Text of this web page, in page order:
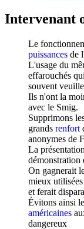
Intervenant
Le
puissances de
L'usage du
effarouchés
souvent
Ils n'ont la
avec le Smig.
Supprimons
grands renfort
anonymes de
La
démonstration
On gagnerait
mieux
et ferait
Évitons ainsi
américaines
dangereux